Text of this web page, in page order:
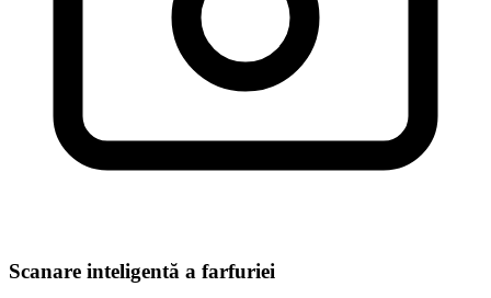
Scanare inteligentă a farfuriei